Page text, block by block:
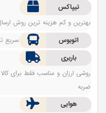
تیپاکس
بهترین و کم هزینه ترین روش
اتوبوس
سریع
باربری
روشی ارزان و مناسب فقط برای
ضربه
هوایی